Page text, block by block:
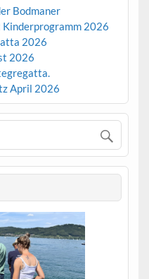
Bodmaner
Kinderprogramm 2026
2026
2026
April 2026